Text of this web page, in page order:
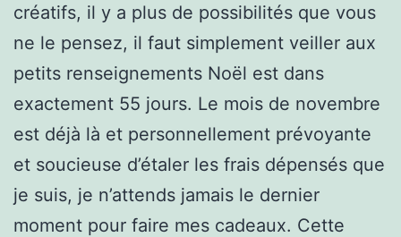
créatifs, il y a plus de possibilités que vous
ne le pensez, il faut simplement veiller aux
petits renseignements Noël est dans
exactement 55 jours. Le mois de novembre
est déjà là et personnellement prévoyante
et soucieuse d’étaler les frais dépensés que
je suis, je n’attends jamais le dernier
moment pour faire mes cadeaux. Cette